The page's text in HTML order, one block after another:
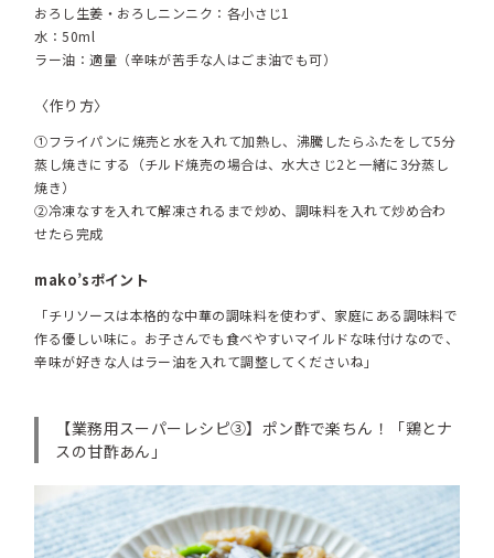
おろし生姜・おろしニンニク：各小さじ1
水：50ml
ラー油：適量（辛味が苦手な人はごま油でも可）
〈作り方〉
①フライパンに焼売と水を入れて加熱し、沸騰したらふたをして5分
蒸し焼きにする（チルド焼売の場合は、水大さじ2と一緒に3分蒸し
焼き）
②冷凍なすを入れて解凍されるまで炒め、調味料を入れて炒め合わ
せたら完成
mako’sポイント
「チリソースは本格的な中華の調味料を使わず、家庭にある調味料で
作る優しい味に。お子さんでも食べやすいマイルドな味付けなので、
辛味が好きな人はラー油を入れて調整してくださいね」
【業務用スーパーレシピ③】ポン酢で楽ちん！「鶏とナ
スの甘酢あん」